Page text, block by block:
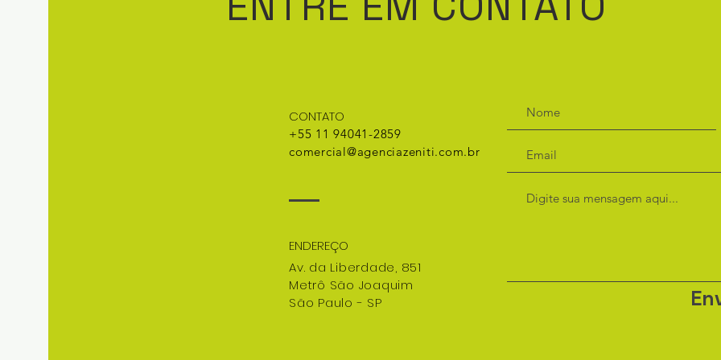
CONTATO
+55 11 94041-2859
comercial@agenciazeniti.com.br
ENDEREÇO
Av. da Liberdade, 851
Metrô São Joaquim
São Paulo - SP